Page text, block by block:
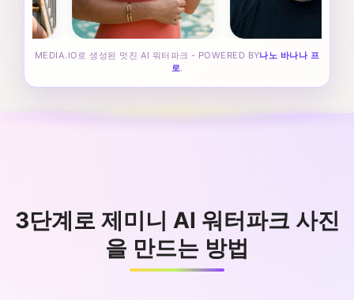
MEDIA.IO로 생성된 멋진 AI 워터파크 - POWERED BY나노 바나나 프
로.
3단계로 제미니 AI 워터파크 사진
을 만드는 방법